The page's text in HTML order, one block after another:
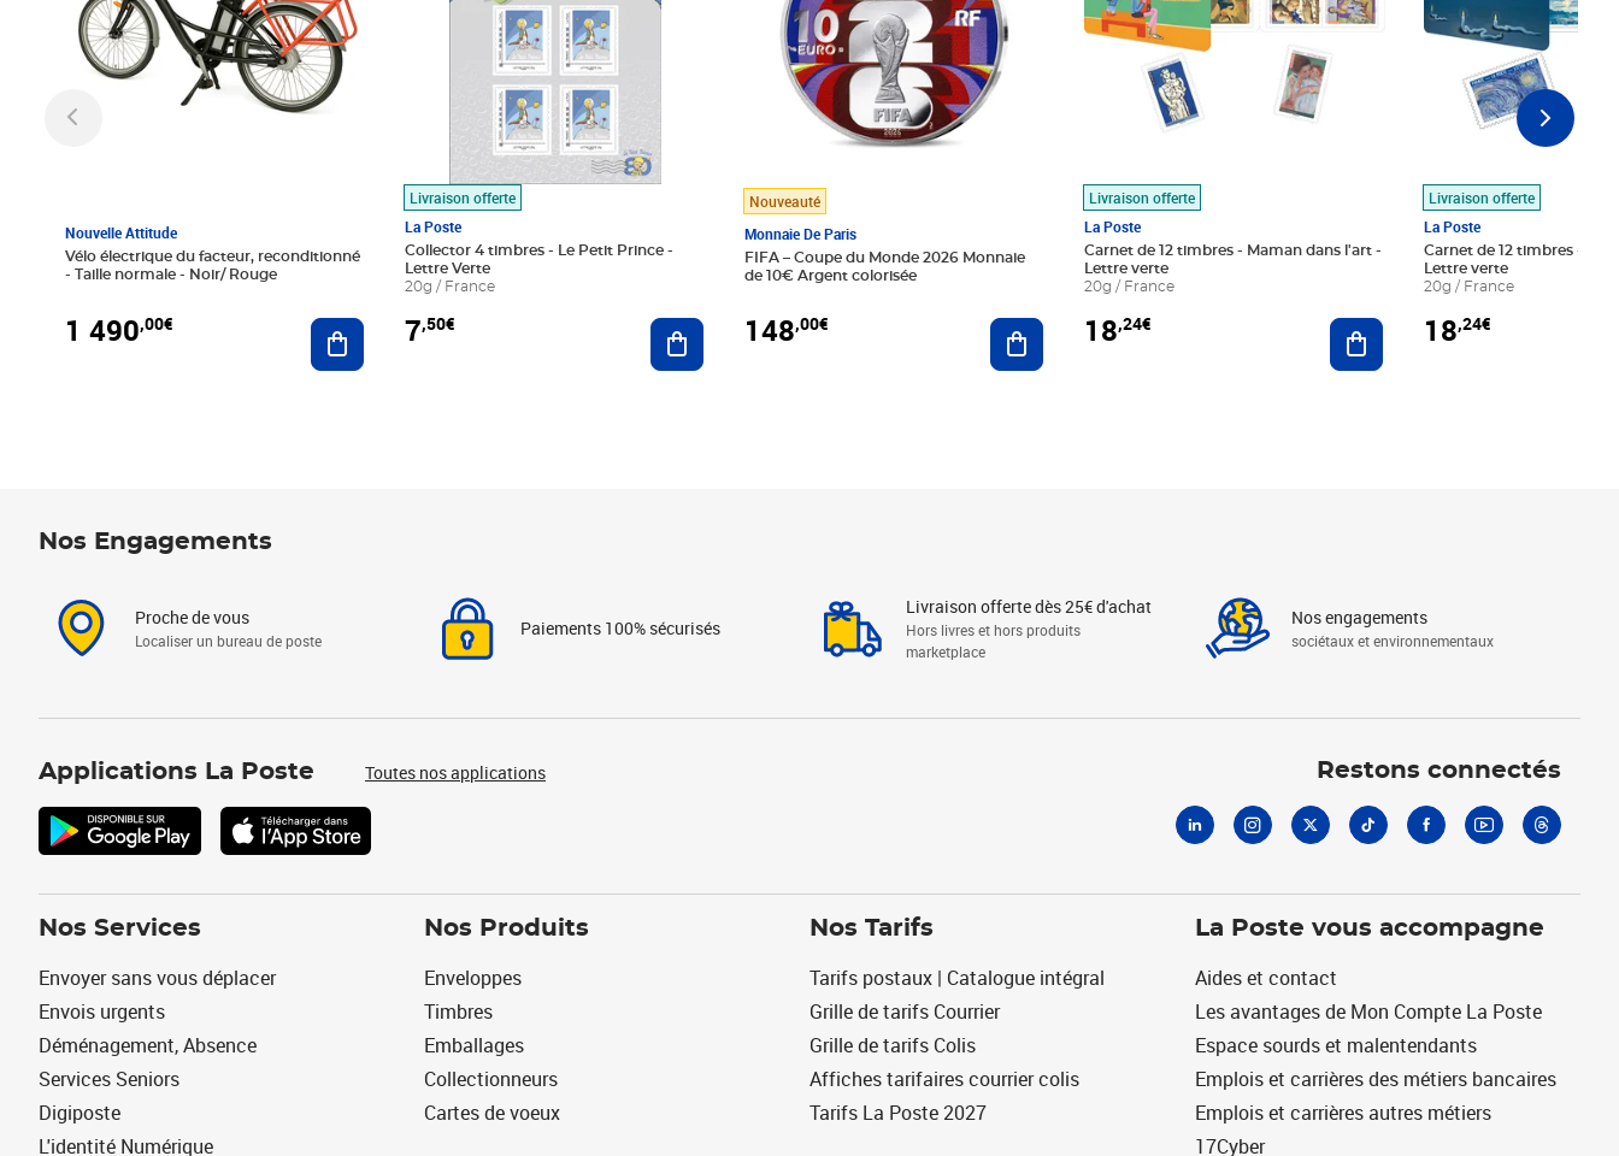
Nouvelle Attitude
Vélo électrique du facteur, reconditionné
- Taille normale - Noir/ Rouge
1 490,00€ Ajouter au panier
Livraison offerte
La Poste
Collector 4 timbres - Le Petit Prince -
Lettre Verte
20g / France
7,50€ Ajouter au panier
Nouveauté
Monnaie De Paris
FIFA – Coupe du Monde 2026 Monnaie
de 10€ Argent colorisée
148,00€ Ajouter au panier
Livraison offerte
La Poste
Carnet de 12 timbres - Maman dans l'art -
Lettre verte
20g / France
18,24€ Ajouter au panier
Livraison offerte
La Poste
Carnet de 12 timbres - Le
Lettre verte
20g / France
18,24€
Nos Engagements
Proche de vous
Localiser un bureau de poste
Paiements 100% sécurisés
Livraison offerte dès 25€ d'achat
Hors livres et hors produits
marketplace
Nos engagements
sociétaux et environnementaux
Applications La Poste Toutes nos applications Restons connectés
Nos Services
Envoyer sans vous déplacer
Envois urgents
Déménagement, Absence
Services Seniors
Digiposte
L'identité Numérique
Nos Produits
Enveloppes
Timbres
Emballages
Collectionneurs
Cartes de voeux
Nos Tarifs
Tarifs postaux | Catalogue intégral
Grille de tarifs Courrier
Grille de tarifs Colis
Affiches tarifaires courrier colis
Tarifs La Poste 2027
La Poste vous accompagne
Aides et contact
Les avantages de Mon Compte La Poste
Espace sourds et malentendants
Emplois et carrières des métiers bancaires
Emplois et carrières autres métiers
17Cyber